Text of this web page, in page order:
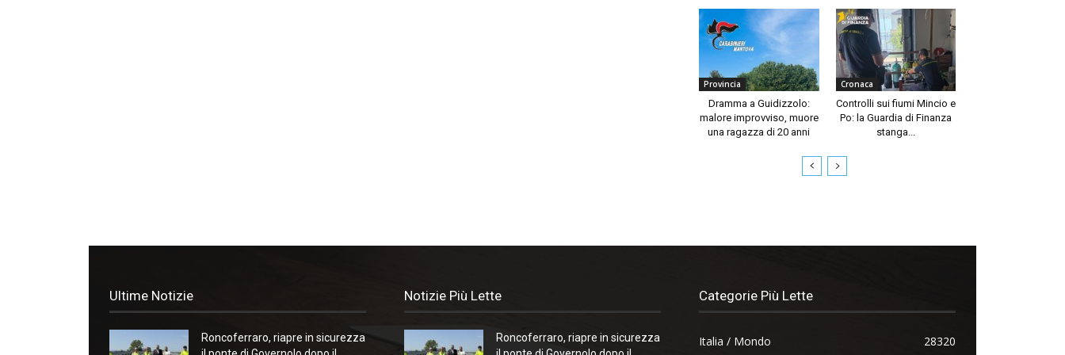
Provincia
Dramma a Guidizzolo:
malore improvviso, muore
una ragazza di 20 anni
Cronaca
Controlli sui fiumi Mincio e
Po: la Guardia di Finanza
stanga...
Ultime Notizie
Roncoferraro, riapre in sicurezza
Notizie Più Lette
Roncoferraro, riapre in sicurezza
Categorie Più Lette
Italia / Mondo 28320